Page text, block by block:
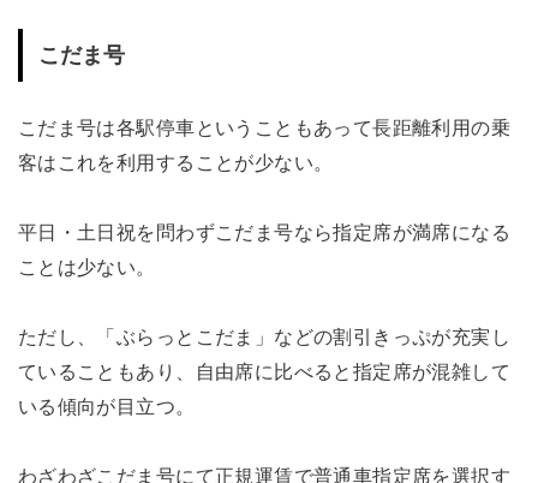
こだま号
こだま号は各駅停車ということもあって長距離利用の乗
客はこれを利用することが少ない。
平日・土日祝を問わずこだま号なら指定席が満席になる
ことは少ない。
ただし、「ぶらっとこだま」などの割引きっぷが充実し
ていることもあり、自由席に比べると指定席が混雑して
いる傾向が目立つ。
わざわざこだま号にて正規運賃で普通車指定席を選択す